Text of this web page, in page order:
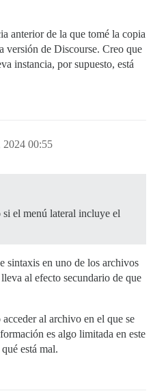
anterior de la que tomé la copia
versión de Discourse. Creo que
instancia, por supuesto, está
2024 00:55
el menú lateral incluye el
sintaxis en uno de los archivos
al efecto secundario de que
al archivo en el que se
es algo limitada en este
está mal.